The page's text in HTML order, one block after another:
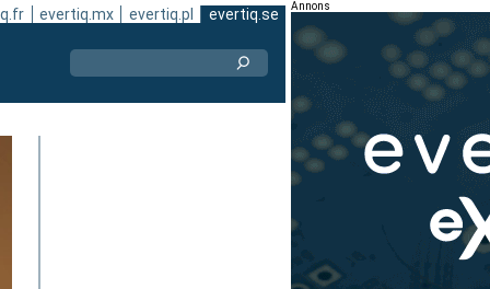
evertiq.mx evertiq.pl evertiq.se Annons